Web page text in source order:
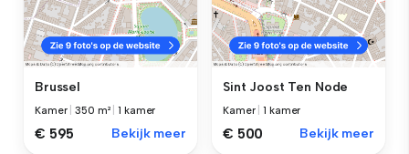
Brussel
Kamer |350 m² |1 kamer
€ 595 Bekijk meer
Sint Joost Ten Node
Kamer |1 kamer
€ 500 Bekijk meer